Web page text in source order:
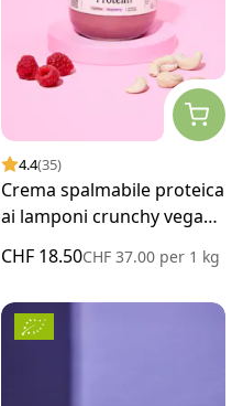
4.4(35)
Crema spalmabile proteica
ai lamponi crunchy vegan
CHF 18.50CHF 37.00 per 1 kg